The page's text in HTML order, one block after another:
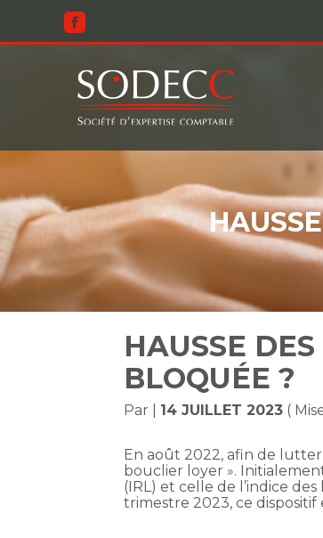
au
HAUSSE
BLOQUÉE ?
Par 14 JUILLET 2023 (
En août 2022, afin de lutter
bouclier loyer ».
(IRL) et celle de l’indice
trimestre 2023, ce